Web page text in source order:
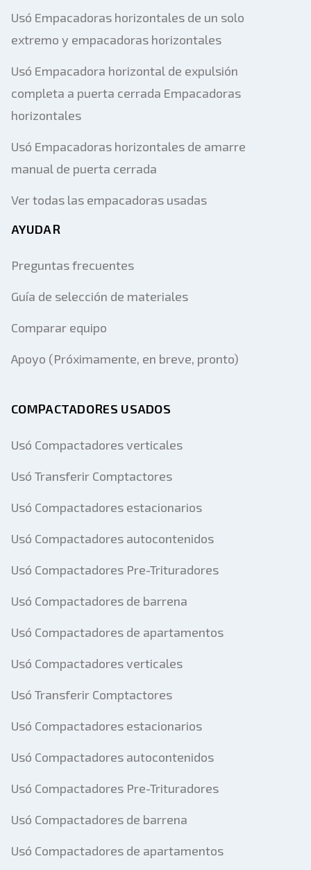
Usó Empacadoras horizontales de un solo
extremo y empacadoras horizontales
Usó Empacadora horizontal de expulsión
completa a puerta cerrada Empacadoras
horizontales
Usó Empacadoras horizontales de amarre
manual de puerta cerrada
Ver todas las empacadoras usadas
AYUDAR
Preguntas frecuentes
Guía de selección de materiales
Comparar equipo
Apoyo (Próximamente, en breve, pronto)
COMPACTADORES USADOS
Usó Compactadores verticales
Usó Transferir Comptactores
Usó Compactadores estacionarios
Usó Compactadores autocontenidos
Usó Compactadores Pre-Trituradores
Usó Compactadores de barrena
Usó Compactadores de apartamentos
Usó Compactadores verticales
Usó Transferir Comptactores
Usó Compactadores estacionarios
Usó Compactadores autocontenidos
Usó Compactadores Pre-Trituradores
Usó Compactadores de barrena
Usó Compactadores de apartamentos